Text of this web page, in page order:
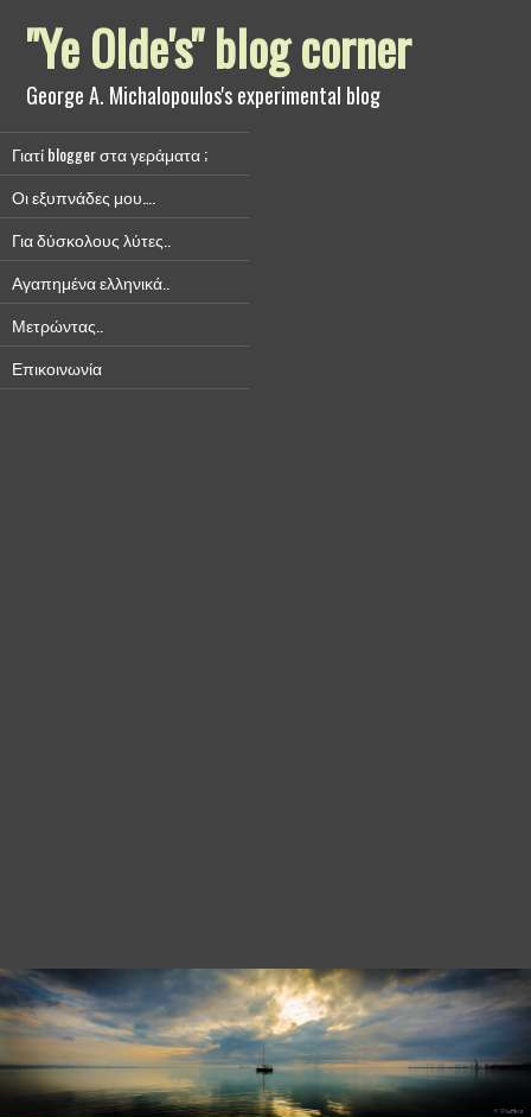
"Ye Olde's" blog corner
George A. Michalopoulos's experimental blog
Γιατί blogger στα γεράματα ;
Οι εξυπνάδες μου….
Για δύσκολους λύτες..
Αγαπημένα ελληνικά..
Μετρώντας..
Επικοινωνία